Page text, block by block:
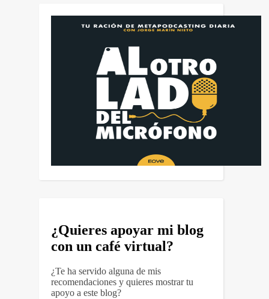
¿Quieres apoyar mi blog
con un café virtual?
¿Te ha servido alguna de mis
recomendaciones y quieres mostrar tu
apoyo a este blog?